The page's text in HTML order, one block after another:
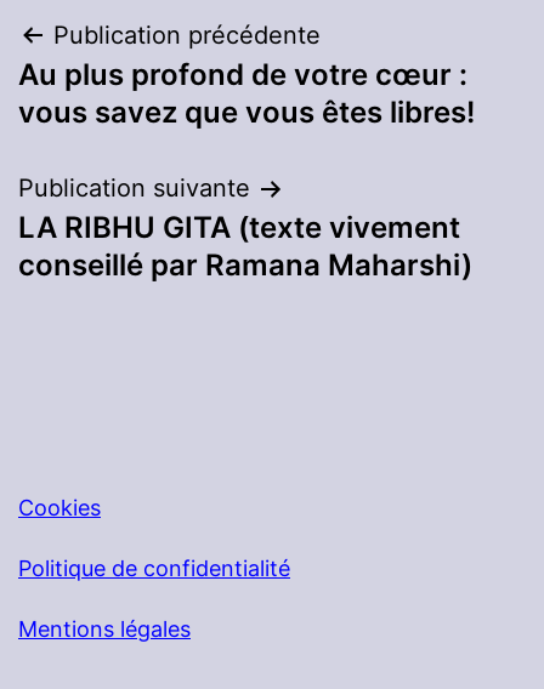
Navigation
de
Publication précédente
Au plus profond de votre cœur :
vous savez que vous êtes libres!
Publication suivante
LA RIBHU GITA (texte vivement
conseillé par Ramana Maharshi)
Cookies
Politique de confidentialité
Mentions légales